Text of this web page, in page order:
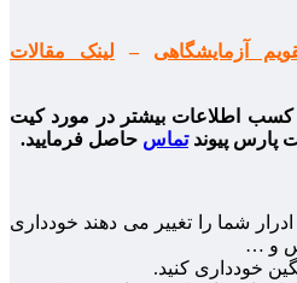
آزمایشگاهی – لینک مقالات
اطلاعات بیشتر در مورد کیت
پارس پیوندتماس حاصل فرمایید.
شما را تغییر می دهند خودداری
و …
خودداری کنید.